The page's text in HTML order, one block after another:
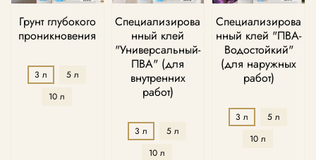
Грунт глубокого
проникновения
3 л
5 л
10 л
Специализирова
нный клей
"Универсальный-
ПВА" (для
внутренних
работ)
3 л
5 л
10 л
Специализирова
нный клей "ПВА-
Водостойкий"
(для наружных
работ)
3 л
5 л
10 л